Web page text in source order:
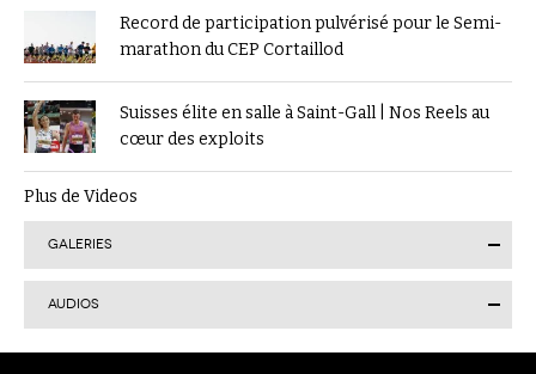
Record de participation pulvérisé pour le Semi-
marathon du CEP Cortaillod
Suisses élite en salle à Saint-Gall | Nos Reels au
cœur des exploits
Plus de Videos
GALERIES
AUDIOS